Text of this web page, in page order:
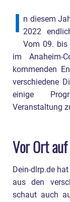
I n diesem
2022
Vom 09. bis
im Anaheim-
kommenden
verschiedene
einige
Veranstaltung
Vor Ort
Dein-dlrp.de
aus den
schaut auch